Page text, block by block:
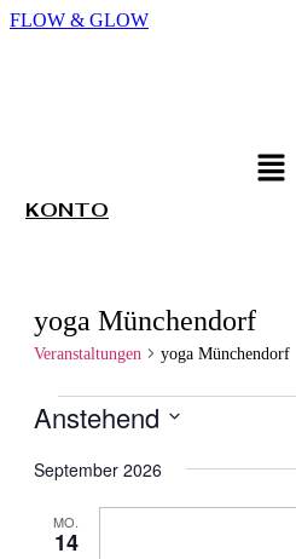
FLOW & GLOW
Menü
KONTO
yoga Münchendorf
Veranstaltungen yoga Münchendorf
Veranstaltungen
Anstehend
wählen.
September 2026
MO.
14